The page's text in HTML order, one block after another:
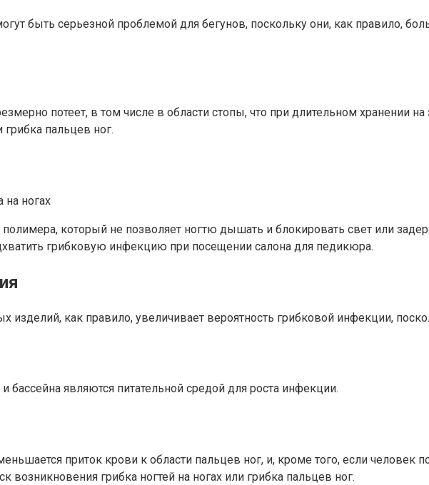
быть серьезной проблемой для бегунов, поскольку они, как правило,
потеет, в том числе в области стопы, что при длительном хранении
грибка пальцев ног.
полимера, который не позволяет ногтю дышать и блокировать свет или
грибковую инфекцию при посещении салона для педикюра.
как правило, увеличивает вероятность грибковой инфекции,
являются питательной средой для роста инфекции.
приток крови к области пальцев ног, и, кроме того, если
возникновения грибка ногтей на ногах или грибка пальцев ног.